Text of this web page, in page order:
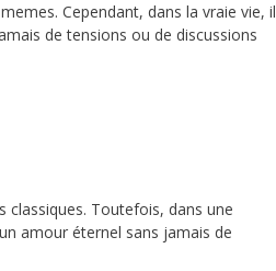
Cependant, dans la vraie vie, il
de tensions ou de discussions
Toutefois, dans une
amour éternel sans jamais de